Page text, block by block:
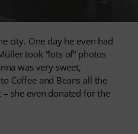
city. One day he even had
took “lots of“ photos
was very sweet,
Coffee and Beans all the
she even donated for the